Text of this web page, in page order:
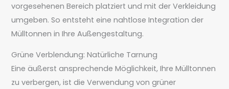
vorgesehenen Bereich platziert und mit der Verkleidung
umgeben. So entsteht eine nahtlose Integration der
Mülltonnen in Ihre Außengestaltung.
Grüne Verblendung: Natürliche Tarnung
Eine äußerst ansprechende Möglichkeit, Ihre Mülltonnen
zu verbergen, ist die Verwendung von grüner